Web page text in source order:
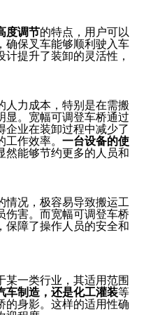
度调节的特点，用户可以
确保叉车能够顺利驶入车
提升了装卸的灵活性，
人力成本，特别是在需搬
显。宽幅可调登车桥通过
企业在装卸过程中减少了
作效率。 一台设备的使
然能够节约更多的人员和
情况，极容易导致搬运工
伤害。而宽幅可调登车桥
保障了操作人员的安全和
某一类行业，其适用范围
车制造，还是化工灌装等
的身影。这样的适用性确